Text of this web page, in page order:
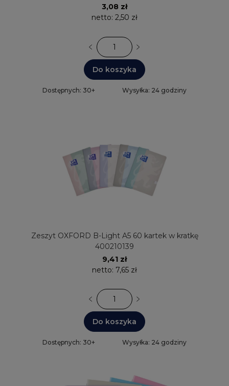
3,08 zł
netto: 2,50 zł
Do koszyka
Dostępnych: 30+ Wysyłka: 24 godziny
Zeszyt OXFORD B-Light A5 60 kartek w kratkę
400210139
9,41 zł
netto: 7,65 zł
Do koszyka
Dostępnych: 30+ Wysyłka: 24 godziny